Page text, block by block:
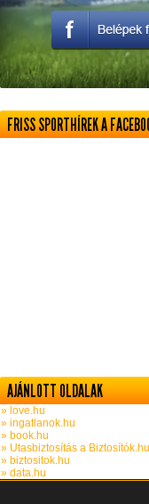
FRISS SPORTHÍREK A
AJÁNLOTT OLDALAK
» love.hu
» ingatlanok.hu
» book.hu
» Utasbiztosítás a
» biztositok.hu
» data.hu